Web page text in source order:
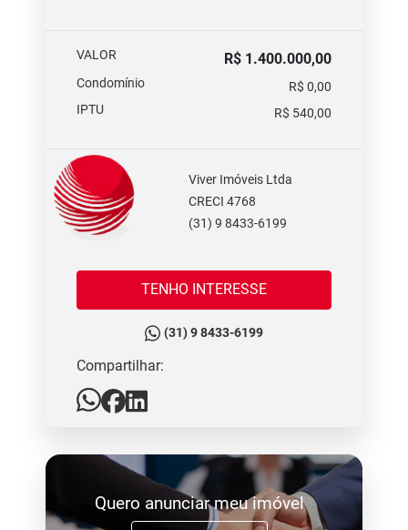
VALOR R$ 1.400.000,00
Condomínio
R$ 0,00
IPTU
R$ 540,00
Viver Imóveis Ltda
CRECI 4768
(31) 9 8433-6199
TENHO INTERESSE
(31) 9 8433-6199
Compartilhar:
Quero anunciar meu imóvel